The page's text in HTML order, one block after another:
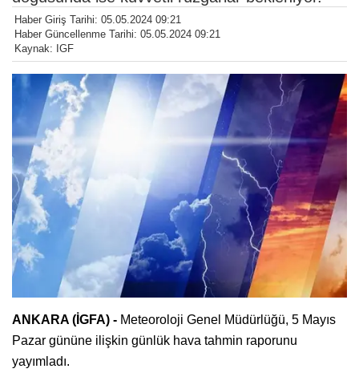
Haber Giriş Tarihi: 05.05.2024 09:21
Haber Güncellenme Tarihi: 05.05.2024 09:21
Kaynak: IGF
ANKARA (İGFA) - Meteoroloji Genel Müdürlüğü, 5 Mayıs
Pazar gününe ilişkin günlük hava tahmin raporunu
yayımladı.